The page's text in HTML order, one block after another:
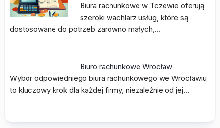
Biura rachunkowe w Tczewie oferują
szeroki wachlarz usług, które są
dostosowane do potrzeb zarówno małych,…
Biuro rachunkowe Wrocław
Wybór odpowiedniego biura rachunkowego we Wrocławiu
to kluczowy krok dla każdej firmy, niezależnie od jej…